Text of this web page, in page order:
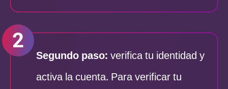
Segundo paso:verifica tu identidad y
activa la cuenta. Para verificar tu